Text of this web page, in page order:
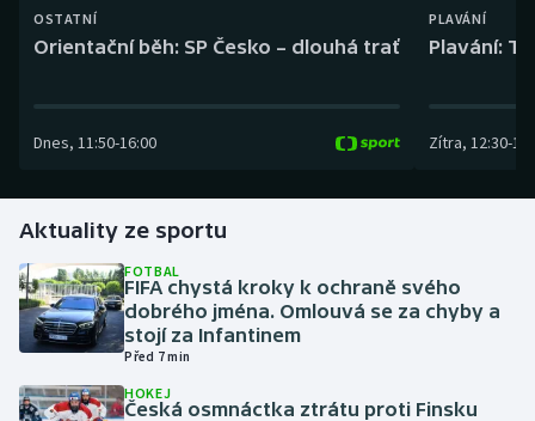
Curling
Golf
Gymnastika
Házená
Jezdectví
OSTATNÍ
Orientační běh: SP Česko – dlouhá trať
Dnes, 11:50-16:00
PLAVÁNÍ
Plavání:
Zítra, 12:30-
Aktuality ze sportu
FOTBAL
FIFA chystá kroky k ochraně svého
dobrého jména. Omlouvá se za chyby a
stojí za Infantinem
Před 7 min
HOKEJ
Česká osmnáctka ztrátu proti Finsku